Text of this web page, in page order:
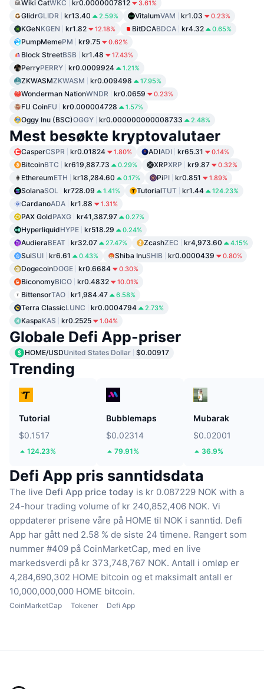
Wiki CatWKC kr0.0000007812 3.61%
GlidrGLIDR kr13.40 2.59% VitalumVAM kr1.03 0.23%
KGeNKGEN kr1.82 12.18% BitDCABDCA kr4.32 0.65%
PumpMemePM kr9.75 0.62%
Block StreetBSB kr1.48 17.43%
PerryPERRY kr0.0009924 1.21%
ZKWASMZKWASM kr0.009498 17.95%
Wonderman NationWNDR kr0.0659 0.23%
FU CoinFU kr0.000004728 1.57%
Oggy Inu (BSC)OGGY kr0.000000000008733 2.48%
Mest besøkte kryptovalutaer
CasperCSPR kr0.01824 1.80% ADIADI kr65.31 0.14%
BitcoinBTC kr619,887.73 0.29% XRPXRP kr9.87 0.32%
EthereumETH kr18,284.60 0.17% PiPI kr0.851 1.89%
SolanaSOL kr728.09 1.41% TutorialTUT kr1.44 124.23%
CardanoADA kr1.88 1.31%
PAX GoldPAXG kr41,387.97 0.27%
HyperliquidHYPE kr518.29 0.24%
AudieraBEAT kr32.07 27.47% ZcashZEC kr4,973.60 4.15%
SuiSUI kr6.61 0.43% Shiba InuSHIB kr0.0000439 0.80%
DogecoinDOGE kr0.6684 0.30%
BiconomyBICO kr0.4832 10.01%
BittensorTAO kr1,984.47 6.58%
Terra ClassicLUNC kr0.0004794 2.73%
KaspaKAS kr0.2525 1.04%
Globale Defi App-priser
HOME/USDUnited States Dollar $0.00917
Trending
Tutorial
$0.1517
124.23%
Bubblemaps
$0.02314
79.91%
Mubarak
$0.02001
36.9%
Defi App pris sanntidsdata
The live Defi App price today is kr 0.087229 NOK with a
24-hour trading volume of kr 240,852,406 NOK. Vi
oppdaterer prisene våre på HOME til NOK i sanntid. Defi
App har gått ned 2.58 % de siste 24 timene. Rangert som
nummer #409 på CoinMarketCap, med en live
markedsverdi på kr 373,748,767 NOK. Antall i omløp er
4,284,690,302 HOME bitcoin og et maksimalt antall er
10,000,000,000 HOME bitcoin.
CoinMarketCap Tokener Defi App